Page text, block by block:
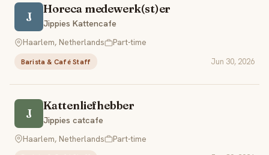
J
Horeca medewerk(st)er
Jippies Kattencafe
Haarlem, Netherlands
Part-time
Barista & Café Staff Jun 30, 2026
J
Kattenliefhebber
Jippies catcafe
Haarlem, Netherlands
Part-time